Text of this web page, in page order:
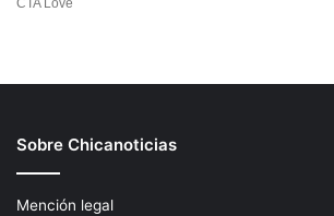
Sobre Chicanoticias
Mención legal